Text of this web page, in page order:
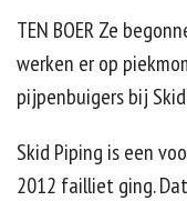
TEN BOER Ze
werken er op
pijpenbuigers bij
Skid Piping is een
2012 failliet ging.